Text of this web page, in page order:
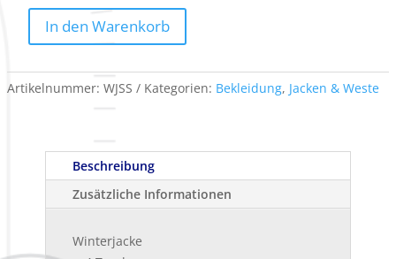
Winterjacke
schwarz
grau
In den Warenkorb
Artikelnummer: WJSS Kategorien: Bekleidung, Jacken & Weste
Beschreibung
Zusätzliche Informationen
Winterjacke